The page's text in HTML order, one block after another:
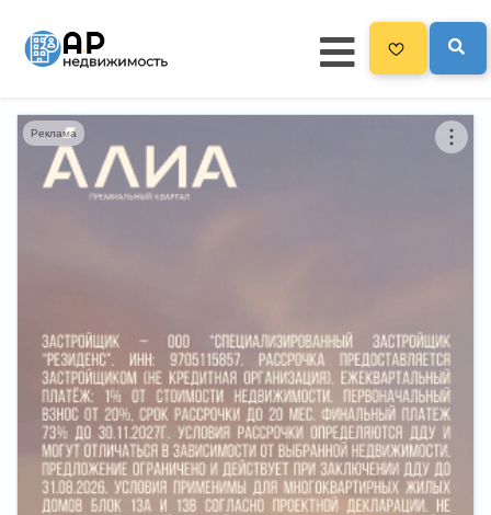
Главная
Все новостройки 3300
Рекламодателям
Политика конфиденциальности
Карта сайта
Реклама